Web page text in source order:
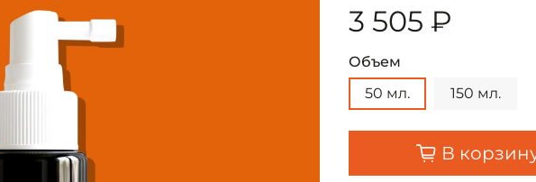
3 505 ₽
Объем
50 мл.
150 мл.
В